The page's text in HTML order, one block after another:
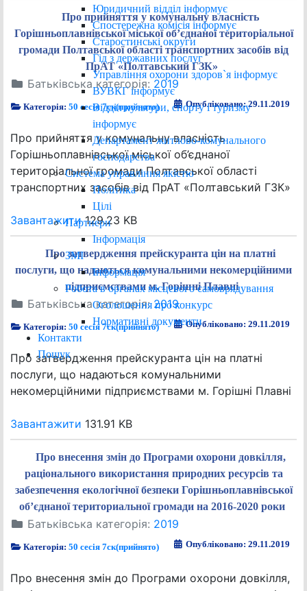
Юридичний відділ інформує
Спостережна комісія інформує
Старостинські округи
Гід з державних послуг
Управління охорони здоров`я інформує
ВУВКГ інформує
Відділ культури, спорту і туризму
інформує
Департамент житлово-комунального
господарства
Система управління якістю
Політика
Цілі
Партнери
Інформація
ЗМІ
Інформація
Робота в органах місцевого самоврядування
Оголошення про конкурс
Нормативні документи
Контакти
Пошук
Про прийняття у комунальну власність
Горішньоплавнівської міської об’єднаної територіальної
громади Полтавської області транспортних засобів від
ПрАТ «Полтавський ГЗК»
Батьківська категорія: 2019
Категорія:50 сесія 7ск(прийнято) Опубліковано: 29.11.2019
Про прийняття у комунальну власність
Горішньоплавнівської міської об’єднаної
територіальної громади Полтавської області
транспортних засобів від ПрАТ «Полтавський ГЗК»
Завантажити129.23 KB
Про затвердження прейскуранта цін на платні
послуги, що надаються комунальними некомерційними
підприємствами м. Горішні Плавні
Батьківська категорія:2019
Категорія:50 сесія 7ск(прийнято) Опубліковано: 29.11.2019
Про затвердження прейскуранта цін на платні
послуги, що надаються комунальними
некомерційними підприємствами м. Горішні Плавні
Завантажити 131.91 KB
Про внесення змін до Програми охорони довкілля,
раціонального використання природних ресурсів та
забезпечення екологічної безпеки Горішньоплавнівської
об’єднаної териториальної громади на 2016-2020 роки
Батьківська категорія: 2019
Категорія:50 сесія 7ск(прийнято) Опубліковано: 29.11.2019
Про внесення змін до Програми охорони довкілля,